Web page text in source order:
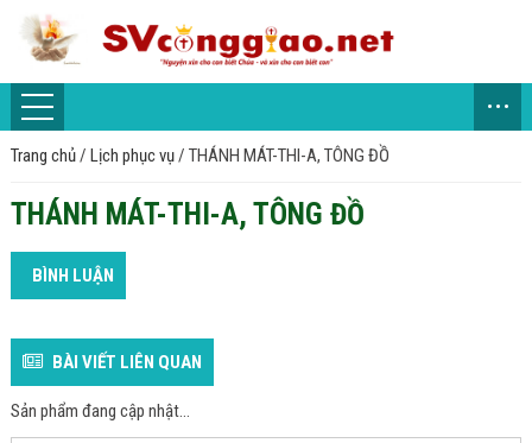
...
Trang chủ/ Lịch phục vụ/ THÁNH MÁT-THI-A, TÔNG ĐỒ
THÁNH MÁT-THI-A, TÔNG ĐỒ
BÌNH LUẬN
BÀI VIẾT LIÊN QUAN
Sản phẩm đang cập nhật...